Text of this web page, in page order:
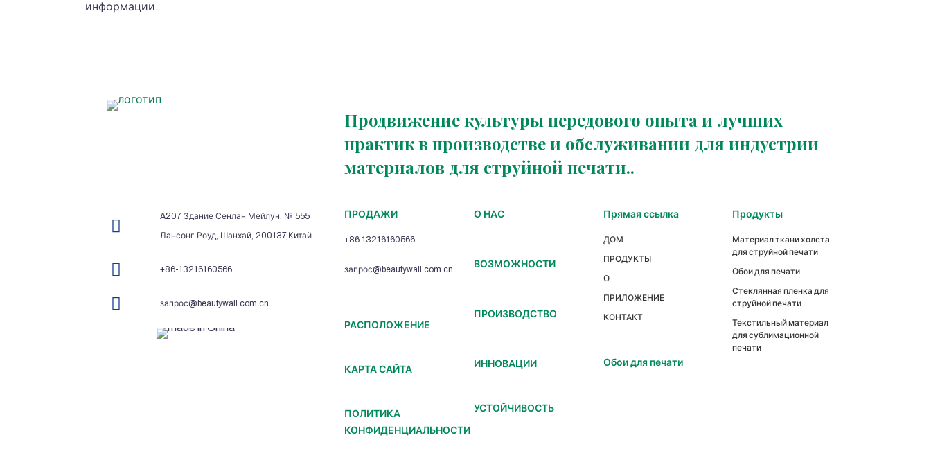
информации.
Продвижение культуры передового опыта и лучших
практик в производстве и обслуживании для индустрии
материалов для струйной печати..
A207 Здание Сенлан Мейлун, № 555
Лансонг Роуд, Шанхай, 200137,Китай
+86-13216160566
запрос@beautywall.com.cn
ПРОДАЖИ
+86 13216160566
запрос@beautywall.com.cn
РАСПОЛОЖЕНИЕ
КАРТА САЙТА
ПОЛИТИКА
КОНФИДЕНЦИАЛЬНОСТИ
О НАС
ВОЗМОЖНОСТИ
ПРОИЗВОДСТВО
ИННОВАЦИИ
УСТОЙЧИВОСТЬ
Прямая ссылка
ДОМ
ПРОДУКТЫ
О
ПРИЛОЖЕНИЕ
КОНТАКТ
Обои для печати
Продукты
Материал ткани холста
для струйной печати
Обои для печати
Стеклянная пленка для
струйной печати
Текстильный материал
для сублимационной
печати